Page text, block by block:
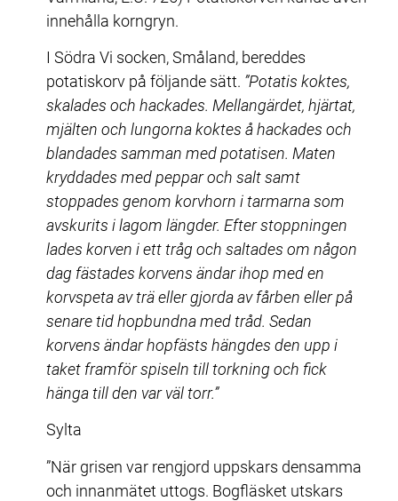
innehålla korngryn.
I Södra Vi socken, Småland, bereddes
potatiskorv på följande sätt. ”Potatis koktes,
skalades och hackades. Mellangärdet, hjärtat,
mjälten och lungorna koktes å hackades och
blandades samman med potatisen. Maten
kryddades med peppar och salt samt
stoppades genom korvhorn i tarmarna som
avskurits i lagom längder. Efter stoppningen
lades korven i ett tråg och saltades om någon
dag fästades korvens ändar ihop med en
korvspeta av trä eller gjorda av fårben eller på
senare tid hopbundna med tråd. Sedan
korvens ändar hopfästs hängdes den upp i
taket framför spiseln till torkning och fick
hänga till den var väl torr.”
Sylta
”När grisen var rengjord uppskars densamma
och innanmätet uttogs. Bogfläsket utskars